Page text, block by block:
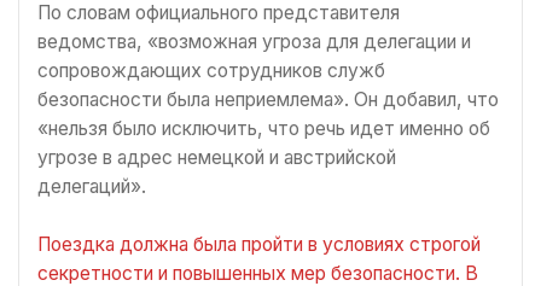
По словам официального представителя
ведомства, «возможная угроза для делегации и
сопровождающих сотрудников служб
безопасности была неприемлема». Он добавил, что
«нельзя было исключить, что речь идет именно об
угрозе в адрес немецкой и австрийской
делегаций».
Поездка должна была пройти в условиях строгой
секретности и повышенных мер безопасности. В